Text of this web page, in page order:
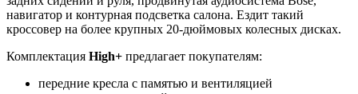
навигатор и контурная подсветка салона. Ездит такий
кроссовер на более крупных 20-дюймовых колесных дисках.
Комплектация High+ предлагает покупателям:
передние кресла с памятью и вентиляцией